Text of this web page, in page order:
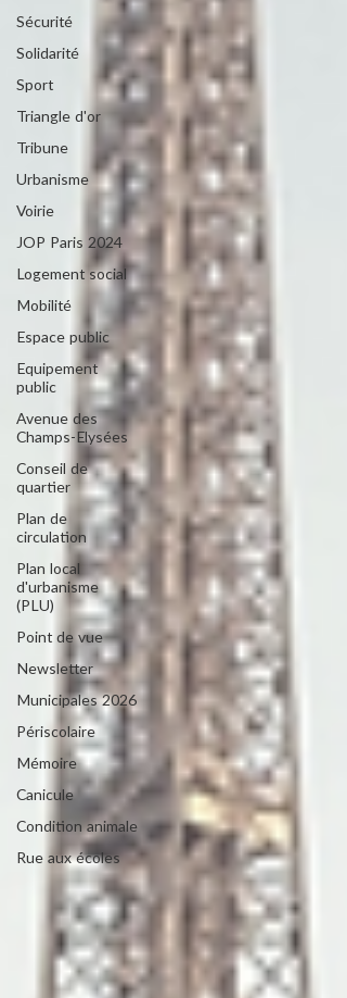
Sécurité
Solidarité
Sport
Triangle d'or
Tribune
Urbanisme
Voirie
JOP Paris 2024
Logement social
Mobilité
Espace public
Equipement
public
Avenue des
Champs-Elysées
Conseil de
quartier
Plan de
circulation
Plan local
d'urbanisme
(PLU)
Point de vue
Newsletter
Municipales 2026
Périscolaire
Mémoire
Canicule
Condition animale
Rue aux écoles